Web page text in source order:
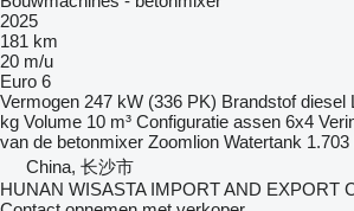
2025
181 km
20 m/u
Euro 6
Vermogen 247 kW (336 PK) Brandstof diesel
kg Volume 10 m³ Configuratie assen 6x4
van de betonmixer Zoomlion Watertank 1.703
China, 长沙市
HUNAN WISASTA IMPORT AND EXPORT